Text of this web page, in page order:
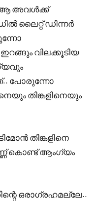
ആ അവൾക്ക്
ലൈറ്റ് ഡിന്നർ
ഇറങ്ങും വിലക്കൂടിയ
പോരുന്നോ
തിങ്കളിനെയും
തിങ്കളിനെ
കൊണ്ട് ആംഗ്യം
ഒരാഗ്രഹമല്ലേ..